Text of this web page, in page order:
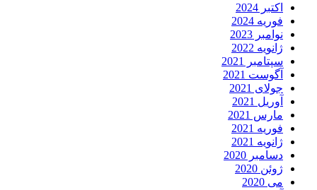
اکتبر 2024
فوریه 2024
نوامبر 2023
ژانویه 2022
سپتامبر 2021
آگوست 2021
جولای 2021
آوریل 2021
مارس 2021
فوریه 2021
ژانویه 2021
دسامبر 2020
ژوئن 2020
می 2020